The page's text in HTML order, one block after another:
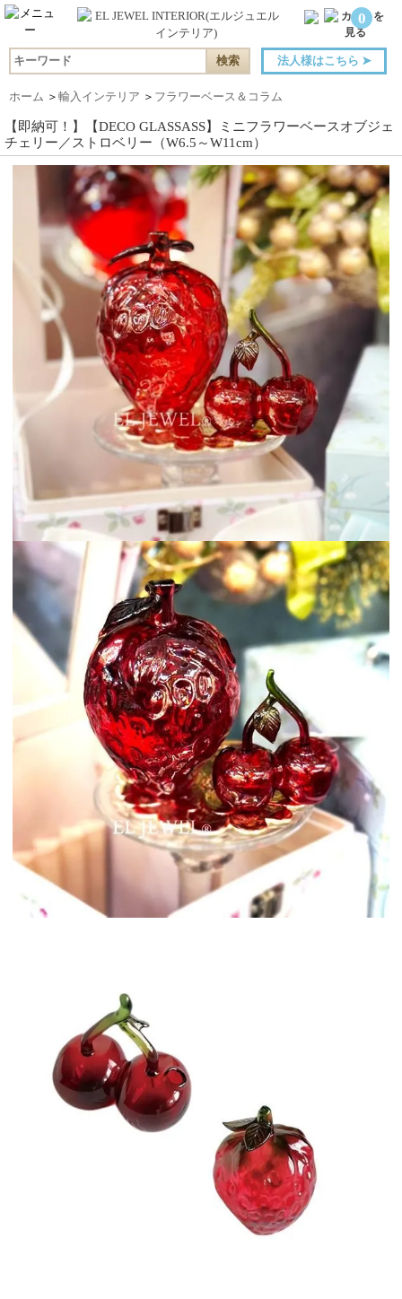
0
法人様はこちら ➤
ホーム ＞ 輸入インテリア ＞ フラワーベース＆コラム
【即納可！】【DECO GLASSASS】ミニフラワーベースオブジェ
チェリー／ストロベリー（W6.5～W11cm）